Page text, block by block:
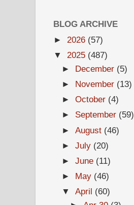
BLOG ARCHIVE
► 2026 (57)
▼ 2025 (487)
► December (5)
► November (13)
►October (4)
► September (59)
►August (46)
►July (20)
►June (11)
► May (46)
▼April (60)